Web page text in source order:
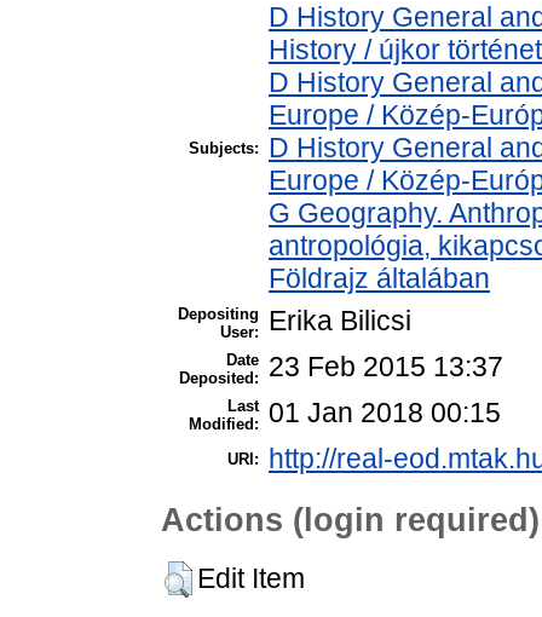
Subjects:
D History General
History / újkor
D History General
Europe / Közép-
D History General
Europe / Közép-
G Geography.
antropológia,
Földrajz általában
Depositing
User:
Erika Bilicsi
Date
Deposited:
23 Feb 2015 13:37
Last
Modified:
01 Jan 2018 00:15
URI: http://real-
Actions (login required)
Edit Item